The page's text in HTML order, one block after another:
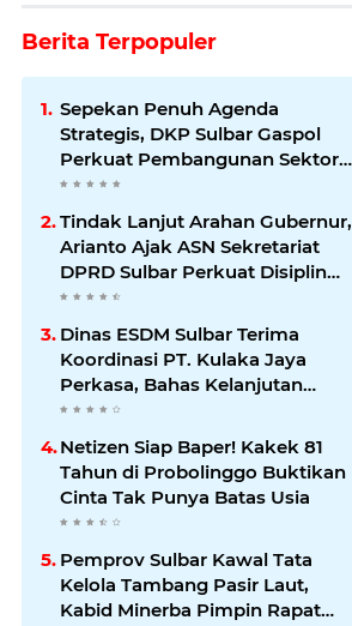
Berita Terpopuler
Sepekan Penuh Agenda
Strategis, DKP Sulbar Gaspol
Perkuat Pembangunan Sektor
Kelautan dan Perikanan
Tindak Lanjut Arahan Gubernur,
Arianto Ajak ASN Sekretariat
DPRD Sulbar Perkuat Disiplin
dan Profesionalisme
Dinas ESDM Sulbar Terima
Koordinasi PT. Kulaka Jaya
Perkasa, Bahas Kelanjutan
Pengelolaan IUP
Netizen Siap Baper! Kakek 81
Tahun di Probolinggo Buktikan
Cinta Tak Punya Batas Usia
Pemprov Sulbar Kawal Tata
Kelola Tambang Pasir Laut,
Kabid Minerba Pimpin Rapat